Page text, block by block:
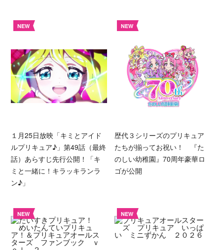
NEW
１月25日放映「キミとアイド
ルプリキュア♪」第49話（最終
話）あらすじ先行公開！「キ
ミと一緒に！キラッキランラ
ン♪」
NEW
歴代３シリーズのプリキュア
たちが揃ってお祝い！ 『た
のしい幼稚園』70周年豪華ロ
ゴが公開
NEW NEW